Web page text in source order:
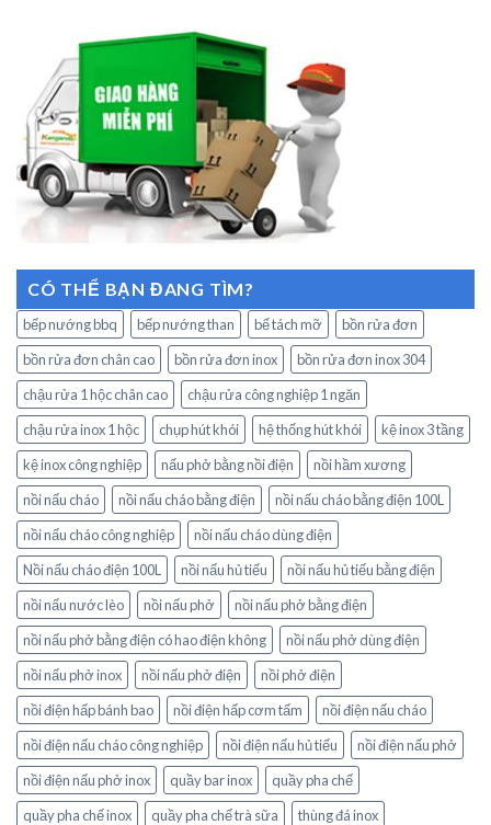
CÓ THỂ BẠN ĐANG TÌM?
bếp nướng bbq bếp nướng than bể tách mỡ
bồn rửa đơn
bồn rửa đơn chân cao
bồn rửa đơn inox
bồn rửa đơn inox 304
chậu rửa 1 hộc chân cao
chậu rửa công nghiệp 1 ngăn
chậu rửa inox 1 hộc
chụp hút khói hệ thống hút khói
kệ inox 3 tầng
kệ inox công nghiệp
nấu phở bằng nồi điện
nồi hầm xương
nồi nấu cháo
nồi nấu cháo bằng điện
nồi nấu cháo bằng điện 100L
nồi nấu cháo công nghiệp
nồi nấu cháo dùng điện
Nồi nấu cháo điện 100L
nồi nấu hủ tiếu
nồi nấu hủ tiếu bằng điện
nồi nấu nước lèo
nồi nấu phở
nồi nấu phở bằng điện
nồi nấu phở bằng điện có hao điện không
nồi nấu phở dùng điện
nồi nấu phở inox
nồi nấu phở điện
nồi phở điện
nồi điện hấp bánh bao
nồi điện hấp cơm tấm
nồi điện nấu cháo
nồi điện nấu cháo công nghiệp
nồi điện nấu hủ tiếu
nồi điện nấu phở
nồi điện nấu phở inox
quầy bar inox
quầy pha chế
quầy pha chế inox
quầy pha chế trà sữa thùng đá inox